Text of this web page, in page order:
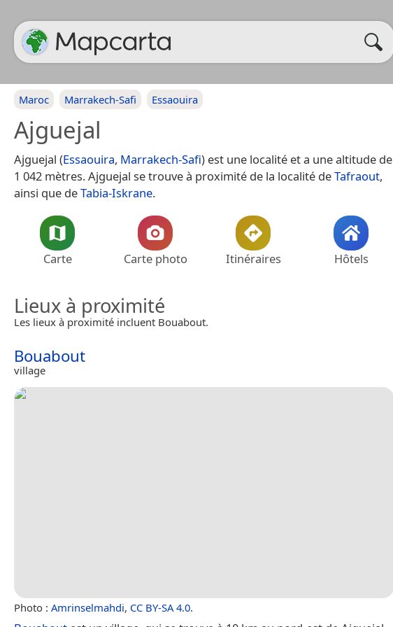
Maroc Marrakech-Safi Essaouira
Ajguejal
Ajguejal (Essaouira, Marrakech-Safi) est une localité et a une altitude de
1 042 mètres. Ajguejal se trouve à proximité de la localité deTafraout,
ainsi que deTabia-Iskrane.
Carte Carte photo Itinéraires Hôtels
Lieux à proximité
Les lieux à proximité incluent Bouabout.
Bouabout
village
Photo : Amrinselmahdi, CC BY-SA 4.0.